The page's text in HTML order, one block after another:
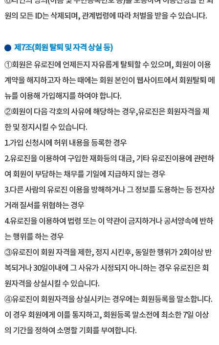
원의 모든 ID는 삭제되며, 관계법령에 따라 처벌을 받을 수 있습니다.
제7조(회원 탈퇴 및 자격 상실 등)
①회원은 유로진에 언제든지 자유롭게 탈퇴할 수 있으며, 회원이 이용
계약을 해지하고자 하는 때에는 회원 본인이 웹사이트에서 회원탈퇴 메
뉴를 이용해 가입해지를 하여야 합니다.
②회원이 다음 각호의 사유에 해당하는 경우,유로진은 회원자격을 제
한 및 정지시킬 수 있습니다.
1.가입 신청시에 허위 내용을 등록한 경우
2.유로진을 이용하여 구입한 재화등의 대금, 기타 유로진이용에 관련하
여 회원이 부담하는 채무를 기일에 지급하지 않는 경우
3.다른 사람의 유로진 이용을 방해하거나 그 정보를 도용하는 등 전자상
거래 질서를 위협하는 경우
4.유로진을 이용하여 법령 또는 이 약관이 금지하거나 공서양속에 반하
는 행위를 하는 경우
③유로진이 회원 자격을 제한, 정지 시킨후, 동일한 행위가 2회이상 반
복되거나 30일이내에 그 사유가 시정되지 아니하는 경우 유로진은 회
원자격을 상실시킬 수 있습니다.
④유로진이 회원자격을 상실시키는 경우에는 회원등록을 말소합니다.
이 경우 회원에게 이를 통지하고, 회원등록 말소전에 최소한 7일 이상
의 기간을 정하여 소명할 기회를 부여합니다.